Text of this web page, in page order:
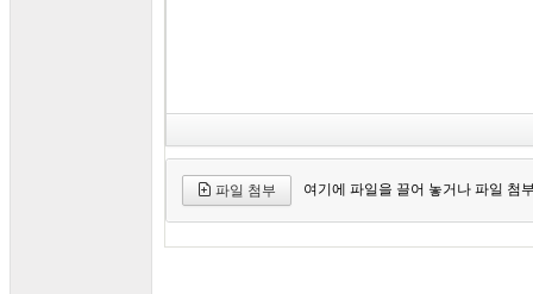
파일 첨부 여기에 파일을 끌어 놓거나 파일 첨